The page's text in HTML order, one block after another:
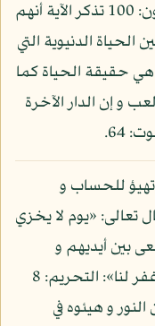
ورائهم برزخ إلى يوم يبعثون»: المؤمنون: 100 تذكر الآية أنهم
الدنيوية التي
هي حقيقة الحياة كما
و إن الدار الآخرة
64.
تهيؤ للحساب و
تعالى: «يوم لا يخزي
بين أيديهم و
بأيمانهم يقولون ربنا أتمم لنا نورنا و اغفر لنا»: التحريم: 8
و هيئوه في